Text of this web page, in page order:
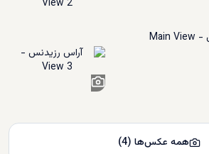
همه عکس‌ها (
4
)